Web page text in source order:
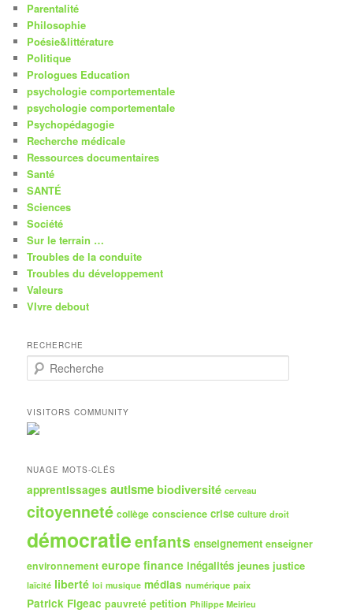
Parentalité
Philosophie
Poésie&littérature
Politique
Prologues Education
psychologie comportementale
psychologie comportementale
Psychopédagogie
Recherche médicale
Ressources documentaires
Santé
SANTÉ
Sciences
Société
Sur le terrain …
Troubles de la conduite
Troubles du développement
Valeurs
VIvre debout
RECHERCHE
e
h
e
r
h
VISITORS COMMUNITY
NUAGE MOTS-CLÉS
apprentissages autisme biodiversité cerveau
citoyenneté collège conscience crise culture droit
démocratieenfants enseignement enseigner
environnement europe finance inégalités jeunes justice
laïcité liberté loi musique médias numérique paix
Patrick Figeac pauvreté petition Philippe Meirieu